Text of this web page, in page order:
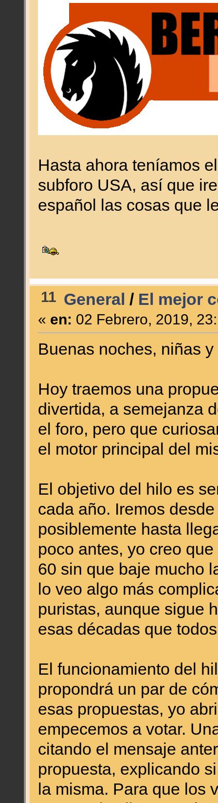
Hasta ahora teníamos
subforo USA, así que
español las cosas que
11 General / El mejor
« en: 02 Febrero, 2019,
Buenas noches, niñas y
Hoy traemos una
divertida, a semejanza
el foro, pero que
el motor principal del
El objetivo del hilo es
cada año. Iremos
posiblemente hasta
poco antes, yo creo
60 sin que baje mucho
lo veo algo más
puristas, aunque sigue
esas décadas que
El funcionamiento del
propondrá un par de
esas propuestas, yo
empecemos a votar.
citando el mensaje
propuesta, explicando
la misma. Para que los